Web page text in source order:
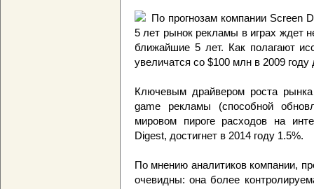
По прогнозам компании Screen
5 лет рынок рекламы в играх ждет
ближайшие 5 лет. Как полагают
увеличатся со $100 млн в 2009
Ключевым драйвером роста
game рекламы (способной
мировом пироге расходов на
Digest, достигнет в 2014 году 1.5%.
По мнению аналитиков компании,
очевидны: она более